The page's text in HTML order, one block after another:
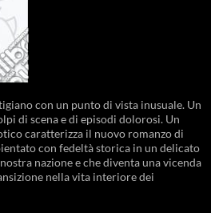
con un punto di vista inusuale. Un
di scena e di episodi dolorosi. Un
caratterizza il nuovo romanzo di
con fedeltà storica in un delicato
nazione e che diventa una vicenda
nella vita interiore dei